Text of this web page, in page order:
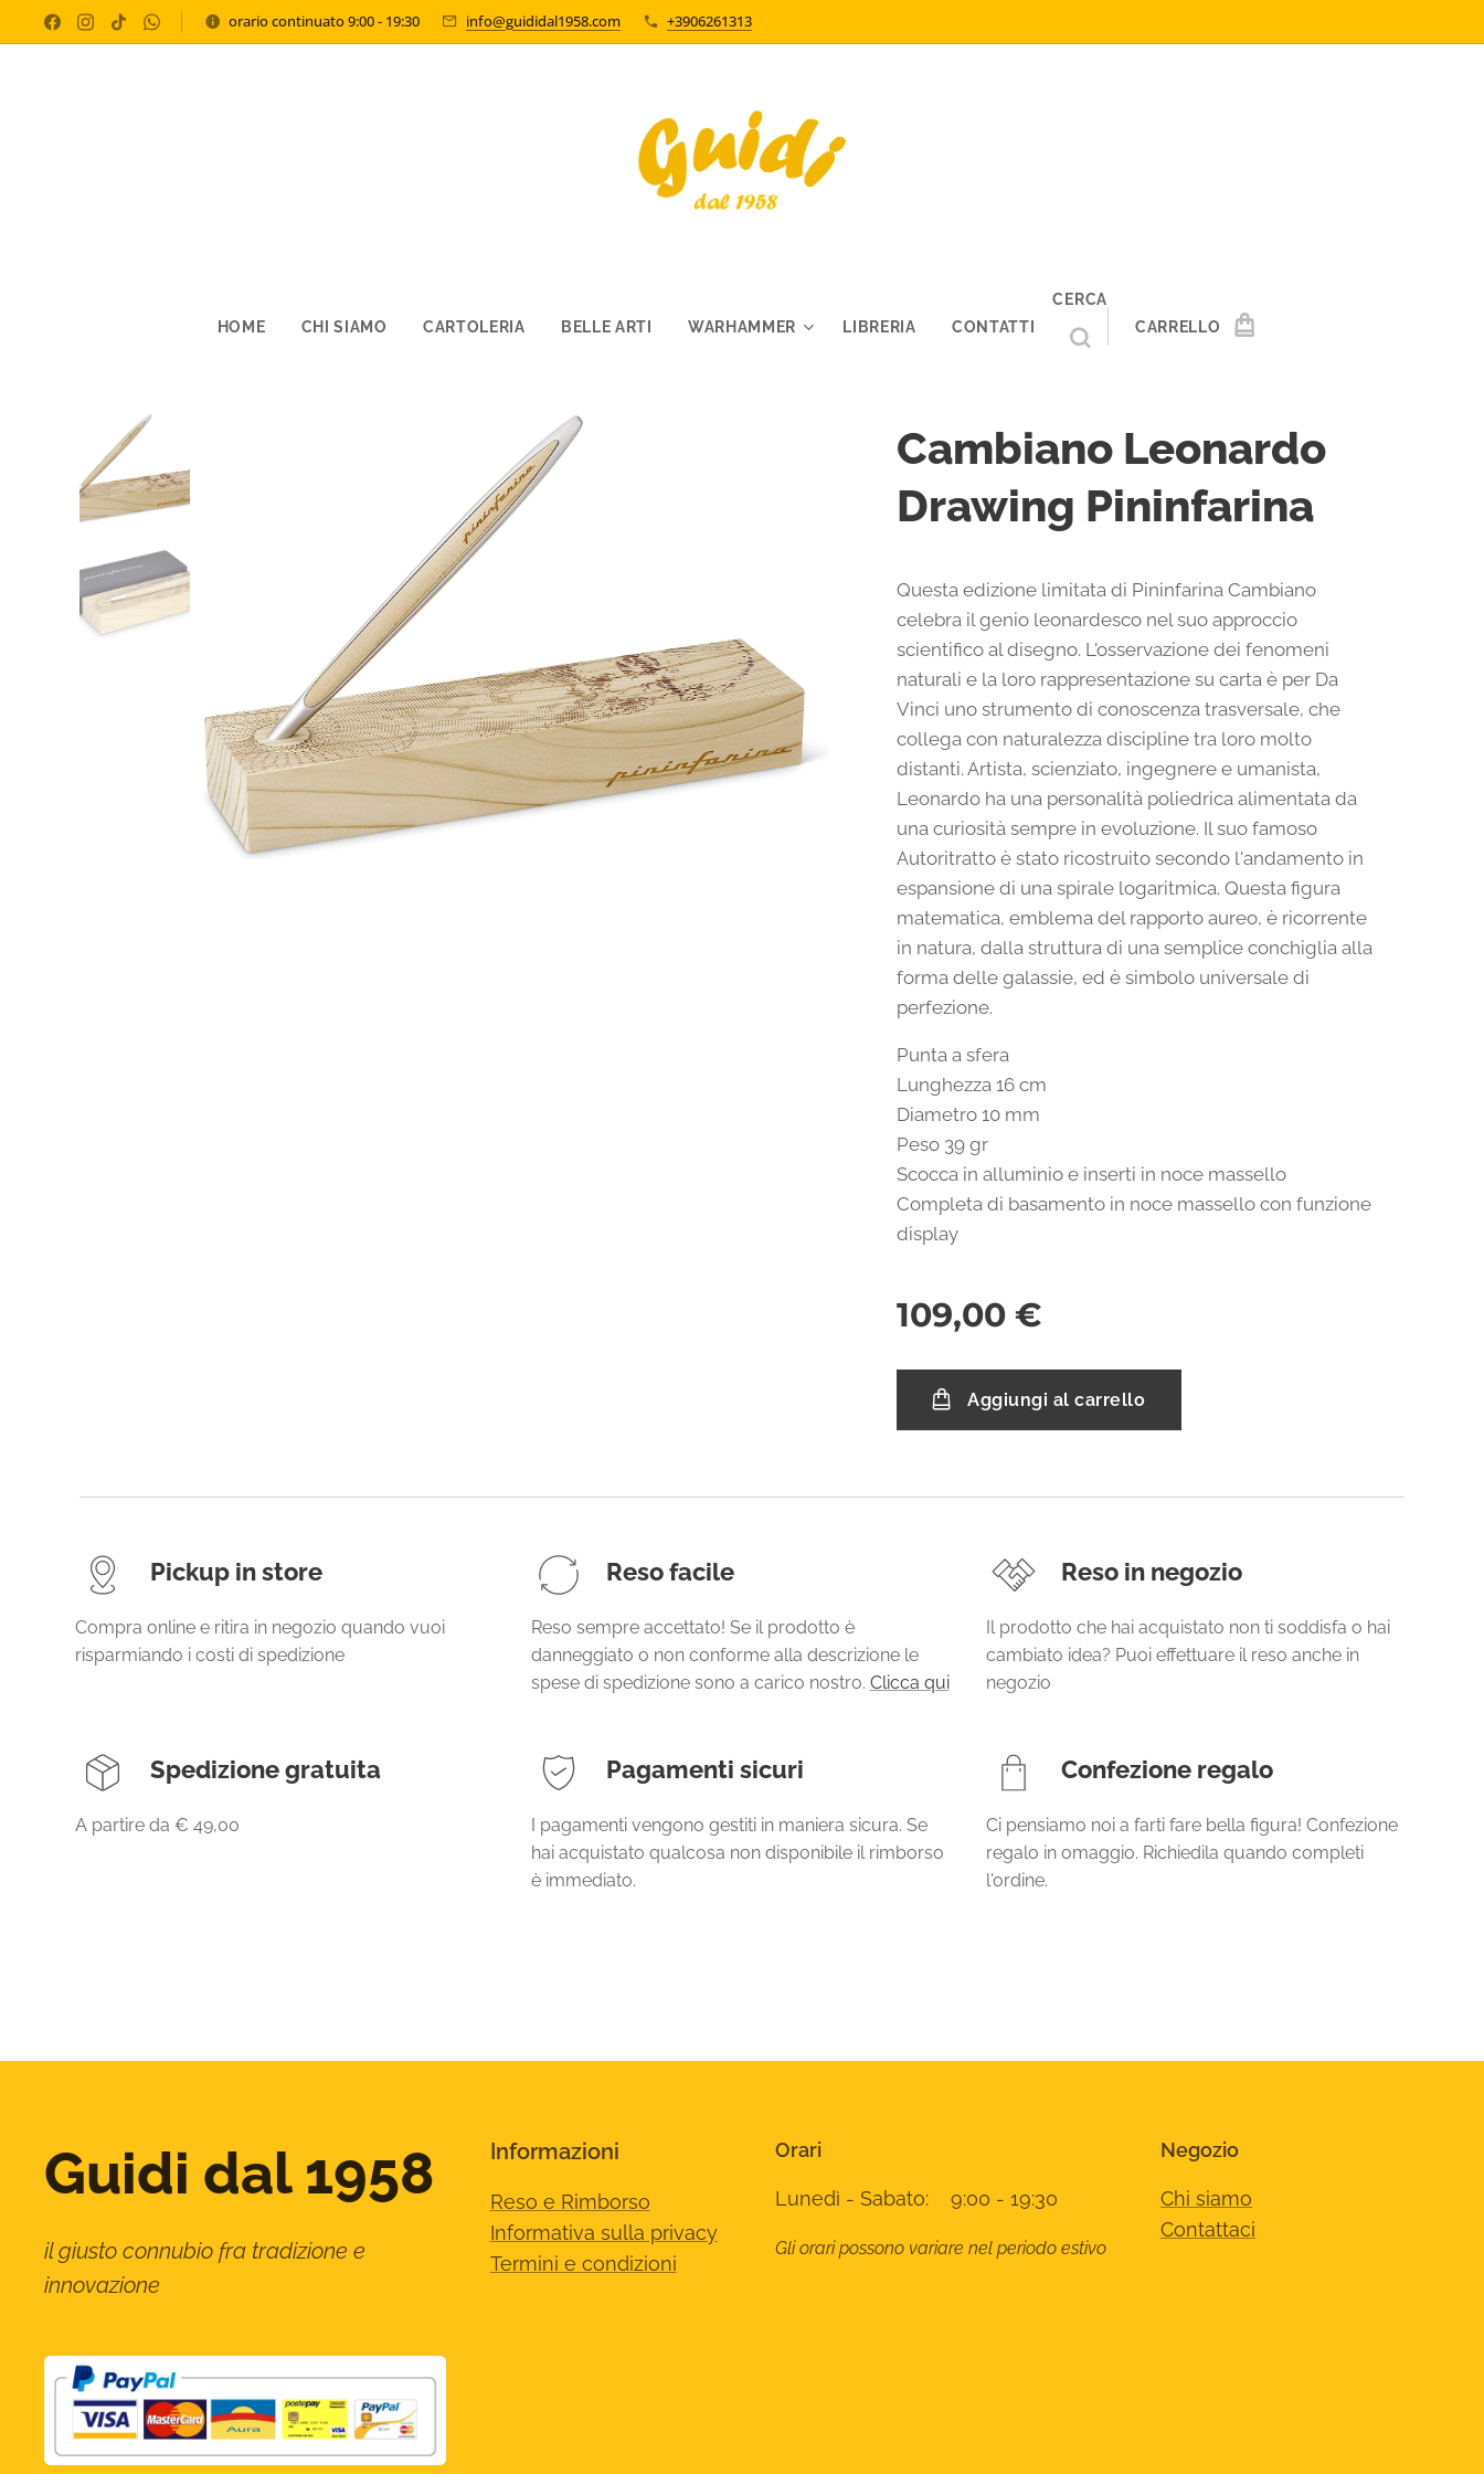
orario continuato 9:00 - 19:30 info@guididal1958.com +3906261313
HOME CHI SIAMO CARTOLERIA BELLE ARTI WARHAMMER LIBRERIA CONTATTI
CERCA
CARRELLO
Cambiano Leonardo
Drawing Pininfarina
Questa edizione limitata di Pininfarina Cambiano
celebra il genio leonardesco nel suo approccio
scientifico al disegno. L'osservazione dei fenomeni
naturali e la loro rappresentazione su carta è per Da
Vinci uno strumento di conoscenza trasversale, che
collega con naturalezza discipline tra loro molto
distanti. Artista, scienziato, ingegnere e umanista,
Leonardo ha una personalità poliedrica alimentata da
una curiosità sempre in evoluzione. Il suo famoso
Autoritratto è stato ricostruito secondo l'andamento in
espansione di una spirale logaritmica. Questa figura
matematica, emblema del rapporto aureo, è ricorrente
in natura, dalla struttura di una semplice conchiglia alla
forma delle galassie, ed è simbolo universale di
perfezione.
Punta a sfera
Lunghezza 16 cm
Diametro 10 mm
Peso 39 gr
Scocca in alluminio e inserti in noce massello
Completa di basamento in noce massello con funzione
display
109,00 €
Aggiungi al carrello
Pickup in store
Compra online e ritira in negozio quando vuoi
risparmiando i costi di spedizione
Reso facile
Reso sempre accettato! Se il prodotto è
danneggiato o non conforme alla descrizione le
spese di spedizione sono a carico nostro. Clicca qui
Reso in negozio
Il prodotto che hai acquistato non ti soddisfa o hai
cambiato idea? Puoi effettuare il reso anche in
negozio
Spedizione gratuita
A partire da € 49,00
Pagamenti sicuri
I pagamenti vengono gestiti in maniera sicura. Se
hai acquistato qualcosa non disponibile il rimborso
è immediato.
Confezione regalo
Ci pensiamo noi a farti fare bella figura! Confezione
regalo in omaggio. Richiedila quando completi
l'ordine.
Guidi dal 1958
il giusto connubio fra tradizione e
innovazione
Informazioni
Reso e Rimborso
Informativa sulla privacy
Termini e condizioni
Orari
Lunedì - Sabato: 9:00 - 19:30
Gli orari possono variare nel periodo estivo
Negozio
Chi siamo
Contattaci